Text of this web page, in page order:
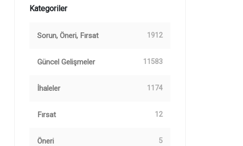
Kategoriler
Sorun, Öneri, Fırsat 1912
Güncel Gelişmeler 11583
İhaleler 1174
Fırsat 12
Öneri 5